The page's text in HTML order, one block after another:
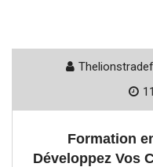
Formation
Développez Vos